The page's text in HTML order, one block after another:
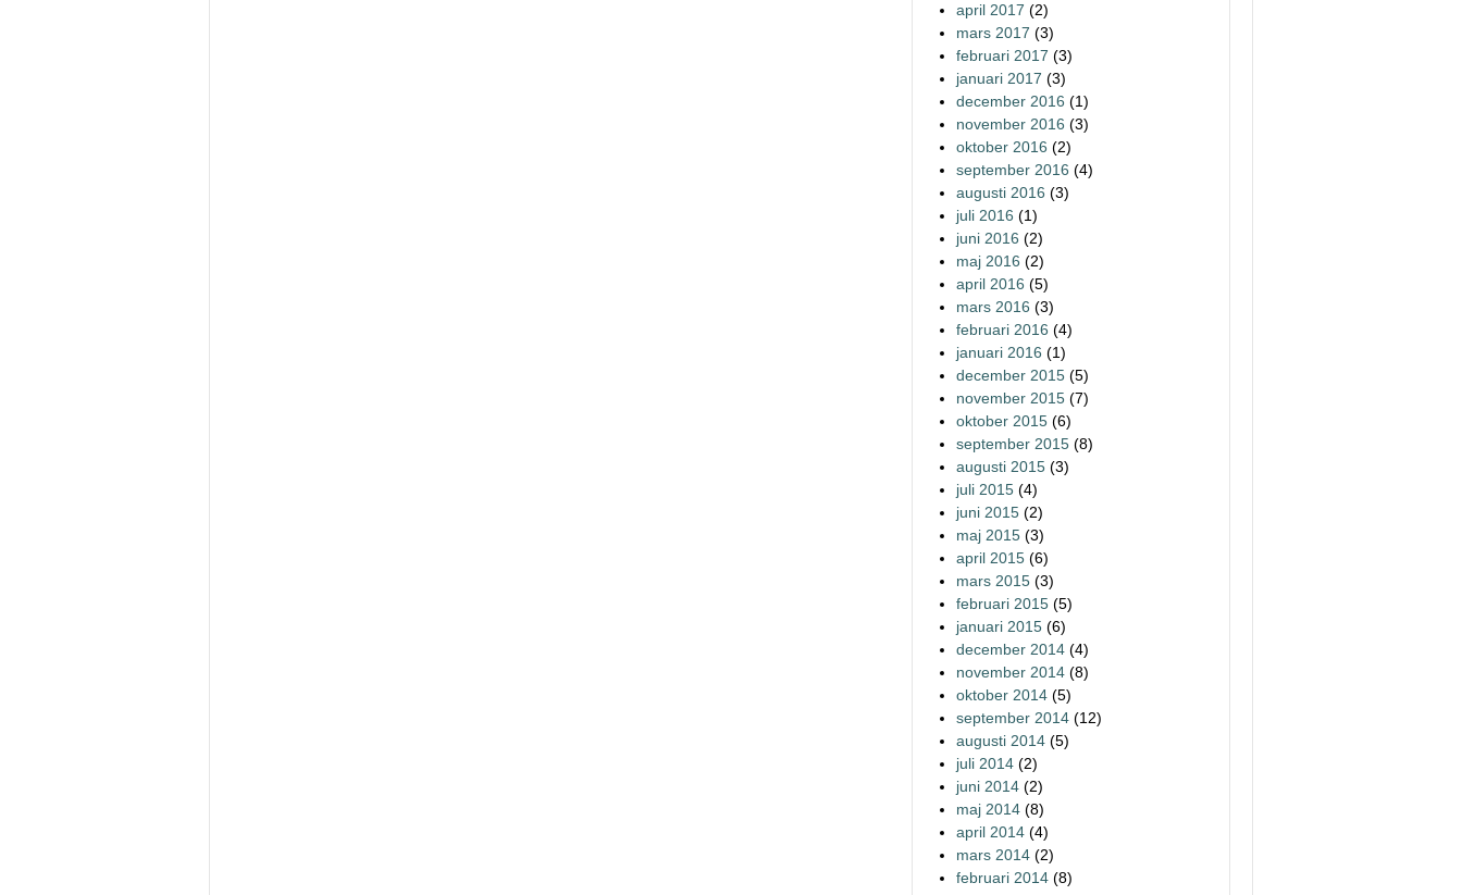
april 2017 (2)
mars 2017 (3)
februari 2017 (3)
januari 2017 (3)
december 2016 (1)
november 2016 (3)
oktober 2016 (2)
september 2016 (4)
augusti 2016 (3)
juli 2016 (1)
juni 2016 (2)
maj 2016 (2)
april 2016 (5)
mars 2016 (3)
februari 2016 (4)
januari 2016 (1)
december 2015 (5)
november 2015 (7)
oktober 2015 (6)
september 2015 (8)
augusti 2015 (3)
juli 2015 (4)
juni 2015 (2)
maj 2015 (3)
april 2015 (6)
mars 2015 (3)
februari 2015 (5)
januari 2015 (6)
december 2014 (4)
november 2014 (8)
oktober 2014 (5)
september 2014 (12)
augusti 2014 (5)
juli 2014 (2)
juni 2014 (2)
maj 2014 (8)
april 2014 (4)
mars 2014 (2)
februari 2014 (8)